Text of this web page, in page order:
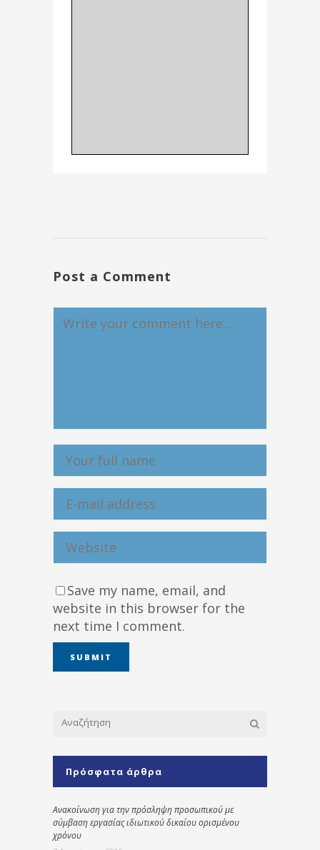
Post a Comment
Save my name, email, and
website in this browser for the
next time I comment.
Πρόσφατα άρθρα
Ανακοίνωση για την πρόσληψη προσωπικού με
σύμβαση εργασίας ιδιωτικού δικαίου ορισμένου
χρόνου